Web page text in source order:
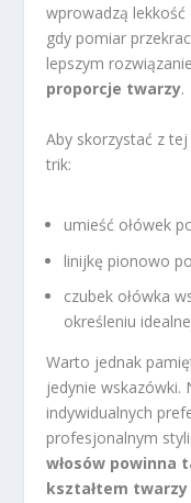
wprowadzą
gdy pomiar
lepszym
proporcje twarzy.
Aby skorzystać z
trik:
umieść ołówek
linijkę pionowo
czubek ołówka
określeniu
Warto jednak
jedynie wskazówki.
indywidualnych
profesjonalnym
włosów powinna
kształtem